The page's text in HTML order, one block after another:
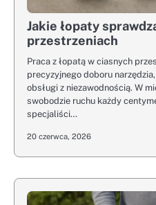
Jakie łopaty
przestrzeniach
Praca z łopatą w ciasnych
precyzyjnego doboru
obsługi z niezawodnością. W
swobodzie ruchu każdy
specjaliści…
20 czerwca, 2026